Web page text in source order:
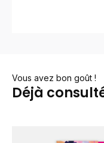
Vous avez bon goût !
Déjà